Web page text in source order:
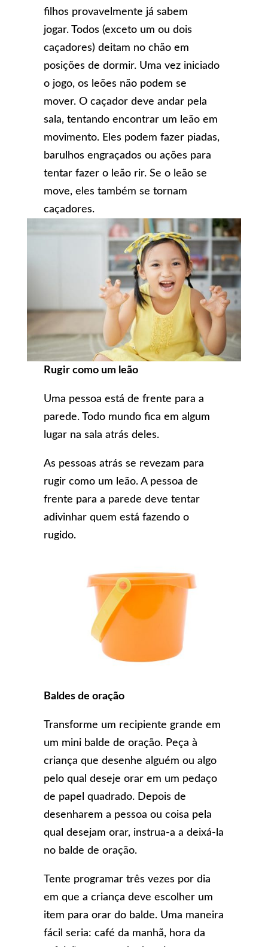
filhos provavelmente já sabem
jogar. Todos (exceto um ou dois
caçadores) deitam no chão em
posições de dormir. Uma vez iniciado
o jogo, os leões não podem se
mover. O caçador deve andar pela
sala, tentando encontrar um leão em
movimento. Eles podem fazer piadas,
barulhos engraçados ou ações para
tentar fazer o leão rir. Se o leão se
move, eles também se tornam
caçadores.
Rugir como um leão
Uma pessoa está de frente para a
parede. Todo mundo fica em algum
lugar na sala atrás deles.
As pessoas atrás se revezam para
rugir como um leão. A pessoa de
frente para a parede deve tentar
adivinhar quem está fazendo o
rugido.
Baldes de oração
Transforme um recipiente grande em
um mini balde de oração. Peça à
criança que desenhe alguém ou algo
pelo qual deseje orar em um pedaço
de papel quadrado. Depois de
desenharem a pessoa ou coisa pela
qual desejam orar, instrua-a a deixá-la
no balde de oração.
Tente programar três vezes por dia
em que a criança deve escolher um
item para orar do balde. Uma maneira
fácil seria: café da manhã, hora da